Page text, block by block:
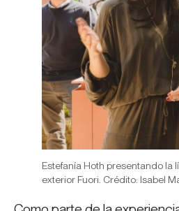
Estefanía Hoth presentando la
exterior Fuori. Crédito: Isabel